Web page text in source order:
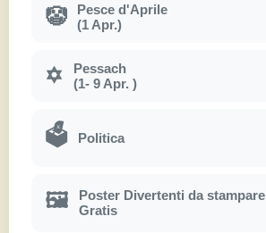
🤡
Pesce d'Aprile
(1 Apr.)
✡
Pessach
(1- 9 Apr. )
🗳 Politica
🖼
Poster Divertenti da stampare
Gratis